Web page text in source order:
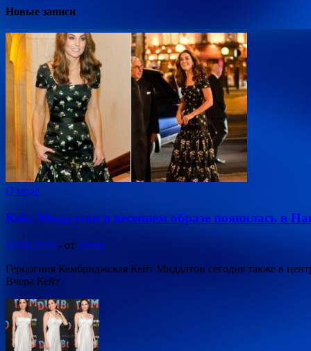
Новые записи
О моде
Кейт Миддлтон в весеннем образе появилась
13.03.2019 - от admin
Герцогиня Кембриджская Кейт Миддлтон сегодня также в
Вчера Кейт